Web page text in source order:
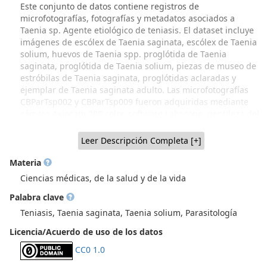
Este conjunto de datos contiene registros de
microfotografías, fotografías y metadatos asociados a
Taenia sp. Agente etiológico de teniasis. El dataset incluye
imágenes de escólex de Taenia saginata, escólex de Taenia
solium, huevos de Taenia spp. proglótida de Taenia
saginata, proglótida de Taenia solium, piezas de museo de
estróbilas de Taenia saginata, proglótidas aclaradas y
ejemplar de Taenia saginata adulto. Las microfotografías
CBParTsp002 y CBParTsp009 fueron adquiridas mediante
Salud Pública (ISP). Las microfotografías CBParTsp001,
CBParTsp003 y CBParTsp004 fueron adquiridas con cámara
Nikon Digital Sight DS-5M, software NIS-Elements, gentileza
del Laboratorio de Referencia de Parasitología, Instituto de
Salud Pública (ISP). Las fotografías en primer plano fueron
adquiridas con cámara Canon EOS 1D X, por el fotógrafo Sr.
Rodrigo Contreras. Procedencia del material: Colección
Biológica de Parasitología (CBPar), NiBG-ICBM, Facultad de
Medicina, Universidad de Chile (Recuperación parcial a
través de Proyecto FIDOP 48/2023 UChile IP Prof. Inés
Zulantay. Material generado por varias generaciones de
Leer Descripción Completa [+]
Materia
Ciencias médicas, de la salud y de la vida
Palabra clave
Teniasis, Taenia saginata, Taenia solium, Parasitología
Licencia/Acuerdo de uso de los datos
CC0 1.0